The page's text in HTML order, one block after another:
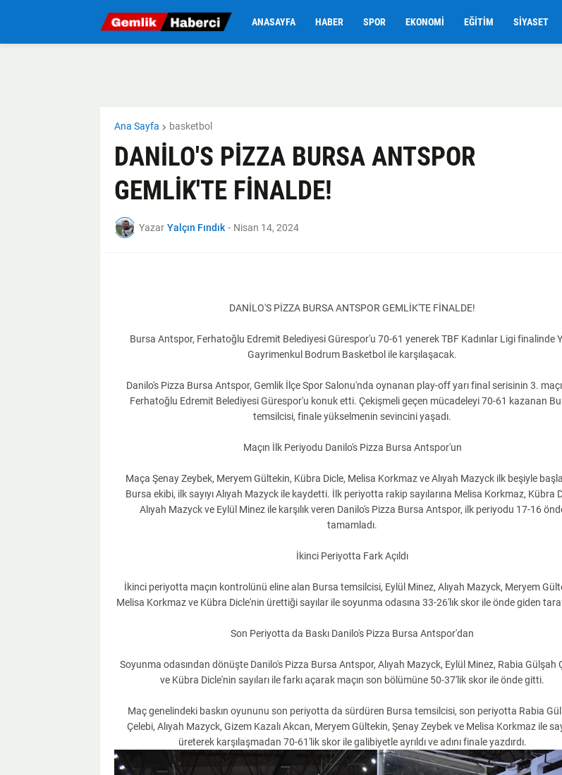
ANASAYFA HABER SPOR EKONOMI EĞITIM SIYASET
Ana Sayfa basketbol
DANİLO'S PİZZA BURSA ANTSPOR
GEMLİK'TE FİNALDE!
Yazar Yalçın Fındık - Nisan 14, 2024
DANİLO'S PİZZA BURSA ANTSPOR GEMLİK'TE FİNALDE!
Bursa Antspor, Ferhatoğlu Edremit Belediyesi Gürespor'u 70-61 yenerek TBF Kadınlar Ligi finalinde
Gayrimenkul Bodrum Basketbol ile karşılaşacak.
Danilo's Pizza Bursa Antspor, Gemlik İlçe Spor Salonu'nda oynanan play-off yarı final serisinin 3.
Ferhatoğlu Edremit Belediyesi Gürespor'u konuk etti. Çekişmeli geçen mücadeleyi 70-61 kazanan
temsilcisi, finale yükselmenin sevincini yaşadı.
Maçın İlk Periyodu Danilo's Pizza Bursa Antspor'un
Maça Şenay Zeybek, Meryem Gültekin, Kübra Dicle, Melisa Korkmaz ve Alıyah Mazyck ilk beşiyle
Bursa ekibi, ilk sayıyı Alıyah Mazyck ile kaydetti. İlk periyotta rakip sayılarına Melisa Korkmaz, Kübra
Alıyah Mazyck ve Eylül Minez ile karşılık veren Danilo's Pizza Bursa Antspor, ilk periyodu 17-16
tamamladı.
İkinci Periyotta Fark Açıldı
İkinci periyotta maçın kontrolünü eline alan Bursa temsilcisi, Eylül Minez, Alıyah Mazyck, Meryem
Melisa Korkmaz ve Kübra Dicle'nin ürettiği sayılar ile soyunma odasına 33-26'lık skor ile önde giden
Son Periyotta da Baskı Danilo's Pizza Bursa Antspor'dan
Soyunma odasından dönüşte Danilo's Pizza Bursa Antspor, Alıyah Mazyck, Eylül Minez, Rabia Gülşah
ve Kübra Dicle'nin sayıları ile farkı açarak maçın son bölümüne 50-37'lik skor ile önde gitti.
Maç genelindeki baskın oyununu son periyotta da sürdüren Bursa temsilcisi, son periyotta Rabia
Çelebi, Alıyah Mazyck, Gizem Kazalı Akcan, Meryem Gültekin, Şenay Zeybek ve Melisa Korkmaz ile
üreterek karşılaşmadan 70-61'lik skor ile galibiyetle ayrıldı ve adını finale yazdırdı.